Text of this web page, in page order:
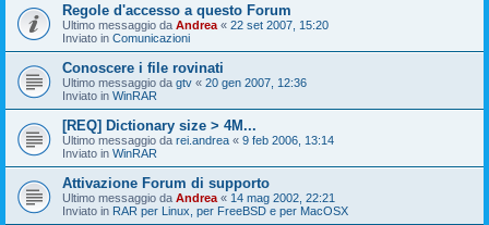
Regole d'accesso a questo Forum
Ultimo messaggio da Andrea « 22 set 2007, 15:20
Inviato in Comunicazioni
Conoscere i file rovinati
Ultimo messaggio da gtv « 20 gen 2007, 12:36
Inviato in WinRAR
[REQ] Dictionary size > 4M...
Ultimo messaggio da rei.andrea « 9 feb 2006, 13:14
Inviato in WinRAR
Attivazione Forum di supporto
Ultimo messaggio da Andrea « 14 mag 2002, 22:21
Inviato in RAR per Linux, per FreeBSD e per MacOSX